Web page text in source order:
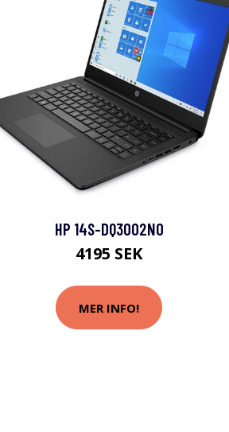
HP 14S-DQ3002NO
4195 SEK
MER INFO!